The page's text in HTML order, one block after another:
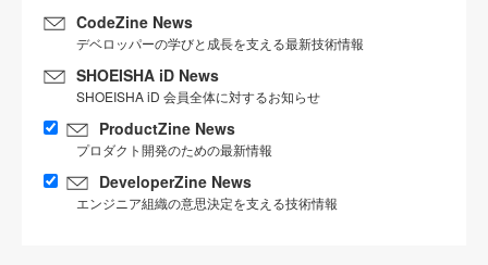
CodeZine News
デベロッパーの学びと成長を支える最新技術情報
SHOEISHA iD News
SHOEISHA iD 会員全体に対するお知らせ
ProductZine News
プロダクト開発のための最新情報
DeveloperZine News
エンジニア組織の意思決定を支える技術情報